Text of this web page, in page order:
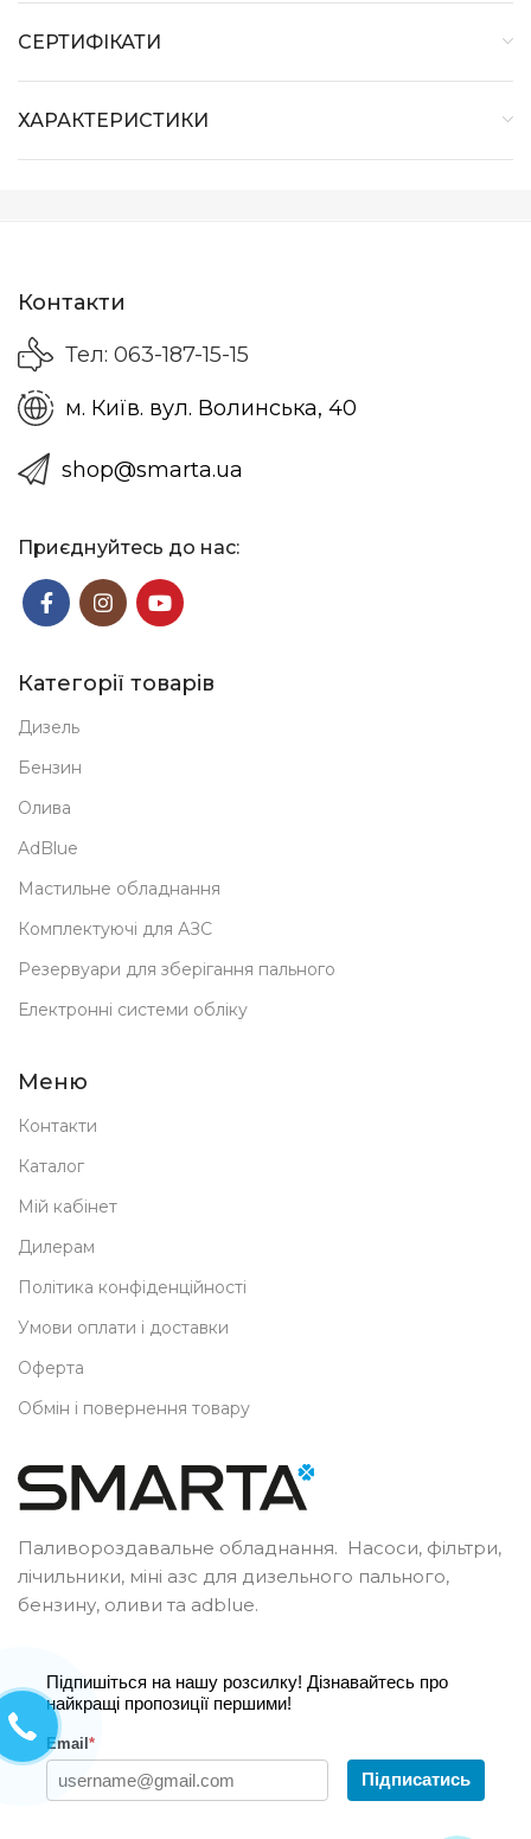
СЕРТИФІКАТИ
ХАРАКТЕРИСТИКИ
Контакти
Тел: 063-187-15-15
м. Київ. вул. Волинська, 40
shop@smarta.ua
Приєднуйтесь до нас:
Категорії товарів
Дизель
Бензин
Олива
AdBlue
Мастильне обладнання
Комплектуючі для АЗС
Резервуари для зберігання пального
Електронні системи обліку
Меню
Контакти
Каталог
Мій кабінет
Дилерам
Політика конфіденційності
Умови оплати і доставки
Оферта
Обмін і повернення товару
Паливороздавальне обладнання. Насоси, фільтри,
лічильники, міні азс для дизельного пального,
бензину, оливи та adblue.
Підпишіться на нашу розсилку! Дізнавайтесь про
найкращі пропозиції першими!
Email *
Підписатись